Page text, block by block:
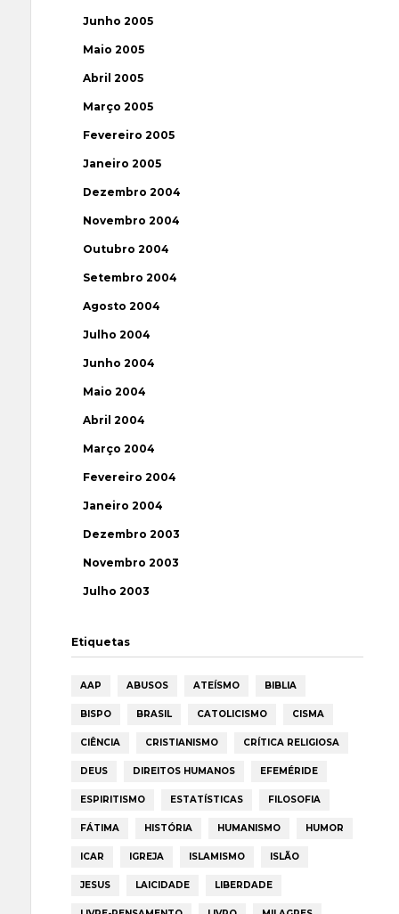
Junho 2005
Maio 2005
Abril 2005
Março 2005
Fevereiro 2005
Janeiro 2005
Dezembro 2004
Novembro 2004
Outubro 2004
Setembro 2004
Agosto 2004
Julho 2004
Junho 2004
Maio 2004
Abril 2004
Março 2004
Fevereiro 2004
Janeiro 2004
Dezembro 2003
Novembro 2003
Julho 2003
Etiquetas
AAP ABUSOS ATEÍSMO BIBLIA
BISPO BRASIL CATOLICISMO CISMA
CIÊNCIA CRISTIANISMO CRÍTICA RELIGIOSA
DEUS DIREITOS HUMANOS EFEMÉRIDE
ESPIRITISMO ESTATÍSTICAS FILOSOFIA
FÁTIMA HISTÓRIA HUMANISMO HUMOR
ICAR IGREJA ISLAMISMO ISLÃO
JESUS LAICIDADE LIBERDADE